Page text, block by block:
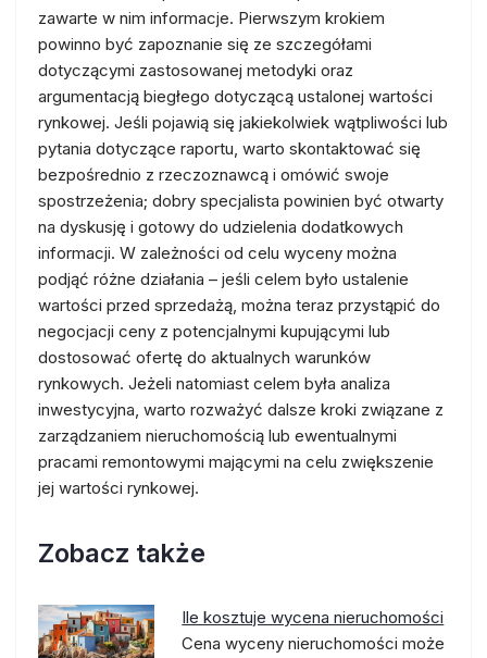
zawarte w nim informacje. Pierwszym krokiem
powinno być zapoznanie się ze szczegółami
dotyczącymi zastosowanej metodyki oraz
argumentacją biegłego dotyczącą ustalonej wartości
rynkowej. Jeśli pojawią się jakiekolwiek wątpliwości lub
pytania dotyczące raportu, warto skontaktować się
bezpośrednio z rzeczoznawcą i omówić swoje
spostrzeżenia; dobry specjalista powinien być otwarty
na dyskusję i gotowy do udzielenia dodatkowych
informacji. W zależności od celu wyceny można
podjąć różne działania – jeśli celem było ustalenie
wartości przed sprzedażą, można teraz przystąpić do
negocjacji ceny z potencjalnymi kupującymi lub
dostosować ofertę do aktualnych warunków
rynkowych. Jeżeli natomiast celem była analiza
inwestycyjna, warto rozważyć dalsze kroki związane z
zarządzaniem nieruchomością lub ewentualnymi
pracami remontowymi mającymi na celu zwiększenie
jej wartości rynkowej.
Zobacz także
Ile kosztuje wycena nieruchomości
Cena wyceny nieruchomości może